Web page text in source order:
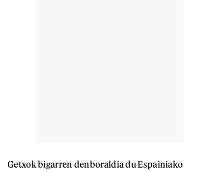
Getxok bigarren denboraldia du Espainiako